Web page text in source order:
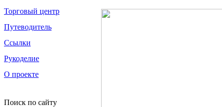
Торговый центр
Путеводитель
Ссылки
Рукоделие
О проекте
Поиск по сайту